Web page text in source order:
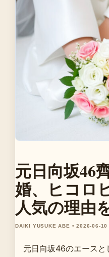
元日向坂46
婚、ヒコロ
人気の理由
DAIKI YUSUKE ABE • 2026-06-10
元日向坂46のエース